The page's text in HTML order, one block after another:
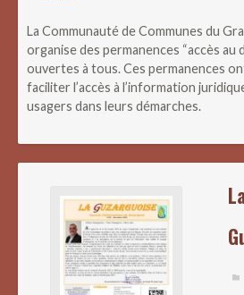
La Communauté de Communes du
organise des permanences “accès
ouvertes à tous. Ces permanences
faciliter l’accès à l’information
usagers dans leurs démarches.